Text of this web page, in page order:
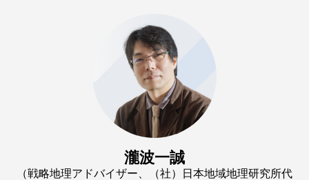
瀧波一誠
（戦略地理アドバイザー、（社）日本地域地理研究所代